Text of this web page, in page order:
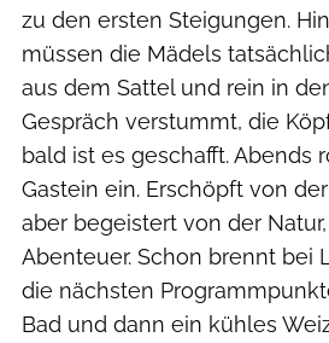
zu den ersten Steigungen.
müssen die Mädels
aus dem Sattel und rein in
Gespräch verstummt, die
bald ist es geschafft. Abends
Gastein ein. Erschöpft von
aber begeistert von der
Abenteuer. Schon brennt bei
die nächsten
Bad und dann ein kühles